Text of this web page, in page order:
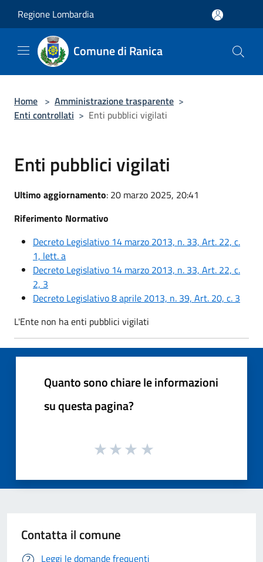
Regione Lombardia
Comune di Ranica
Home > Amministrazione trasparente >
Enti controllati > Enti pubblici vigilati
Enti pubblici vigilati
Ultimo aggiornamento: 20 marzo 2025, 20:41
Riferimento Normativo
Decreto Legislativo 14 marzo 2013, n. 33, Art. 22, c.
1, lett. a
Decreto Legislativo 14 marzo 2013, n. 33, Art. 22, c.
2, 3
Decreto Legislativo 8 aprile 2013, n. 39, Art. 20, c. 3
L'Ente non ha enti pubblici vigilati
Quanto sono chiare le informazioni
su questa pagina?
Contatta il comune
Leggi le domande frequenti